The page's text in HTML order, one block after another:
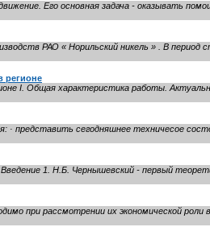
Его основная задача - оказывать
РАО « Норильский никель » . В период
регионе
I. Общая характеристика работы.
представить сегодняшнее техничесое
1. Н.Б. Чернышевский - первый
при рассмотрении их экономической роли